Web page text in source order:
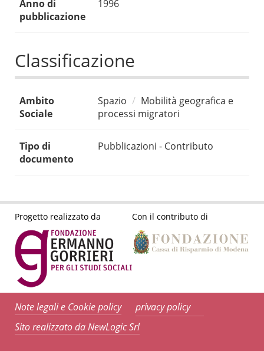
Anno di
pubblicazione
1996
Classificazione
Ambito
Sociale
Spazio
Mobilità geografica e
processi migratori
Tipo di
documento
Pubblicazioni - Contributo
Progetto realizzato da Con il contributo di
Note legali e Cookie policy
privacy policy
Sito realizzato da NewLogic Srl